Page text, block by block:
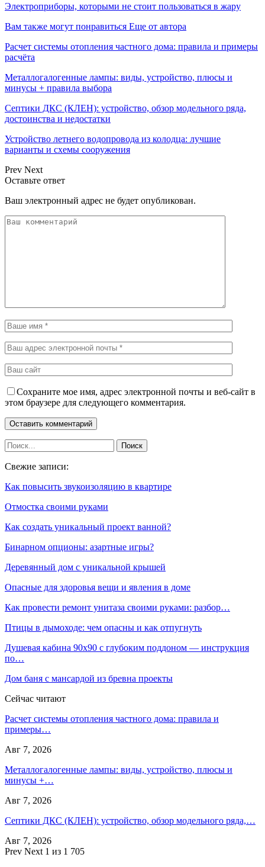
Электроприборы, которыми не стоит пользоваться в жару
Вам также могут понравиться Еще от автора
Расчет системы отопления частного дома: правила и примеры
расчёта
Металлогалогенные лампы: виды, устройство, плюсы и
минусы + правила выбора
Септики ДКС (КЛЕН): устройство, обзор модельного ряда,
достоинства и недостатки
Устройство летнего водопровода из колодца: лучшие
варианты и схемы сооружения
Prev Next
Оставьте ответ
Ваш электронный адрес не будет опубликован.
Сохраните мое имя, адрес электронной почты и веб-сайт в
этом браузере для следующего комментария.
Свежие записи:
Как повысить звукоизоляцию в квартире
Отмостка своими руками
Как создать уникальный проект ванной?
Бинарном опционы: азартные игры?
Деревянный дом с уникальной крышей
Опасные для здоровья вещи и явления в доме
Как провести ремонт унитаза своими руками: разбор…
Птицы в дымоходе: чем опасны и как отпугнуть
Душевая кабина 90х90 с глубоким поддоном — инструкция
по…
Дом баня с мансардой из бревна проекты
Сейчас читают
Расчет системы отопления частного дома: правила и
примеры…
Авг 7, 2026
Металлогалогенные лампы: виды, устройство, плюсы и
минусы +…
Авг 7, 2026
Септики ДКС (КЛЕН): устройство, обзор модельного ряда,…
Авг 7, 2026
Prev Next 1 из 1 705